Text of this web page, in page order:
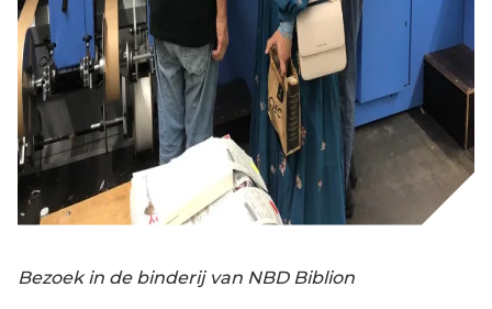
Bezoek in de binderij van NBD Biblion